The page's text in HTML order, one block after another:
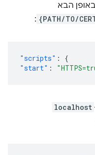
הבא
{PATH/TO/
:
"scripts"
"start":